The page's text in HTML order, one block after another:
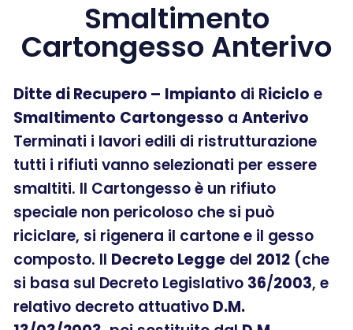
Smaltimento
Cartongesso Anterivo
Ditte di Recupero – Impianto di Riciclo e
Smaltimento Cartongesso a Anterivo
Terminati i lavori edili di ristrutturazione
tutti i rifiuti vanno selezionati per essere
smaltiti. Il Cartongesso è un rifiuto
speciale non pericoloso che si può
riciclare, si rigenera il cartone e il gesso
composto. Il Decreto Legge del 2012 (che
si basa sul Decreto Legislativo 36/2003, e
relativo decreto attuativo D.M.